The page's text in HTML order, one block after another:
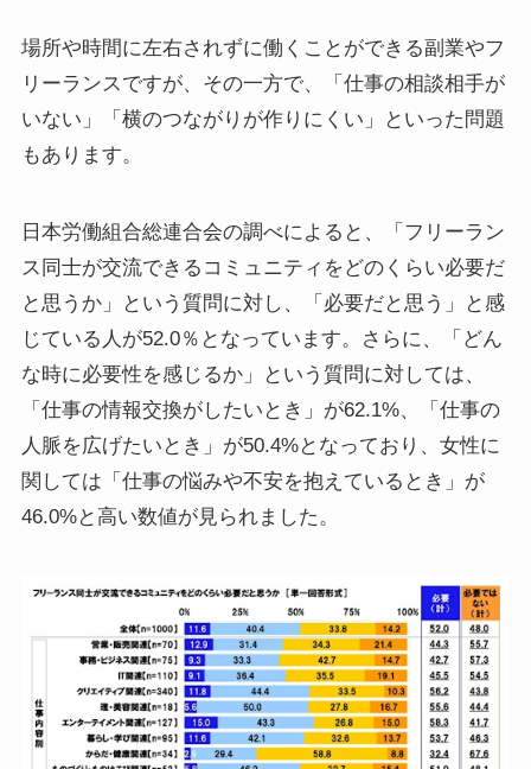
場所や時間に左右されずに働くことができる副業やフ
リーランスですが、その一方で、「仕事の相談相手が
いない」「横のつながりが作りにくい」といった問題
もあります。
日本労働組合総連合会の調べによると、「フリーラン
ス同士が交流できるコミュニティをどのくらい必要だ
と思うか」という質問に対し、「必要だと思う」と感
じている人が52.0％となっています。さらに、「どん
な時に必要性を感じるか」という質問に対しては、
「仕事の情報交換がしたいとき」が62.1%、「仕事の
人脈を広げたいとき」が50.4%となっており、女性に
関しては「仕事の悩みや不安を抱えているとき」が
46.0%と高い数値が見られました。